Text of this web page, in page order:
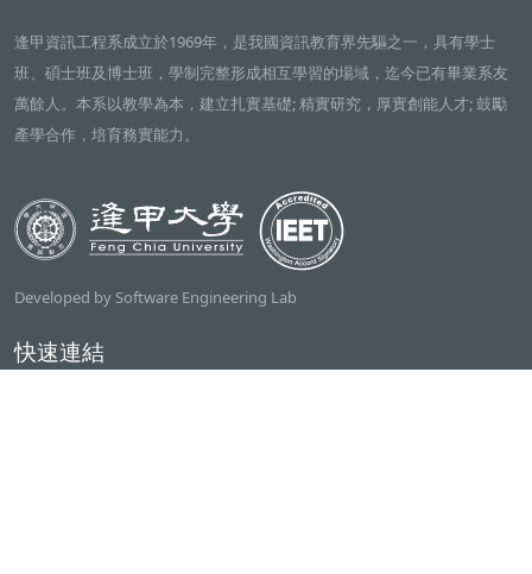
逢甲資訊工程系成立於1969年，是我國資訊教育界先驅之一，具有學士
班、碩士班及博士班，學制完整形成相互學習的場域，迄今已有畢業系友
萬餘人。本系以教學為本，建立扎實基礎; 精實研究，厚實創能人才; 鼓勵
產學合作，培育務實能力。
Developed by Software Engineering Lab
快速連結